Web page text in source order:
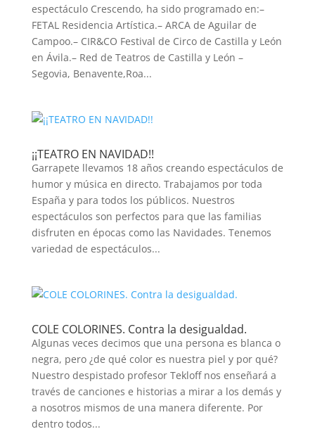
espectáculo Crescendo, ha sido programado en:–
FETAL Residencia Artística.– ARCA de Aguilar de
Campoo.– CIR&CO Festival de Circo de Castilla y León
en Ávila.– Red de Teatros de Castilla y León –
Segovia, Benavente,Roa...
¡¡TEATRO EN NAVIDAD!!
Garrapete llevamos 18 años creando espectáculos de
humor y música en directo. Trabajamos por toda
España y para todos los públicos. Nuestros
espectáculos son perfectos para que las familias
disfruten en épocas como las Navidades. Tenemos
variedad de espectáculos...
COLE COLORINES. Contra la desigualdad.
Algunas veces decimos que una persona es blanca o
negra, pero ¿de qué color es nuestra piel y por qué?
Nuestro despistado profesor Tekloff nos enseñará a
través de canciones e historias a mirar a los demás y
a nosotros mismos de una manera diferente. Por
dentro todos...